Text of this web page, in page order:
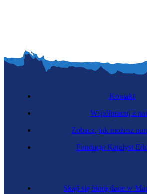
Skąd się biorą dane w
Kontakt
Współpracuj z
Zobacz, jak możesz
Fundacja Katalyst